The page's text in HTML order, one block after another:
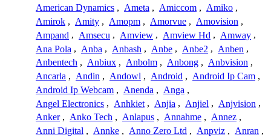
American Dynamics , Ameta , Amiccom , Amiko ,
Amirok , Amity , Amopm , Amorvue , Amovision ,
Ampand , Amsecu , Amview , Amview Hd , Amway ,
Ana Pola , Anba , Anbash , Anbe , Anbe2 , Anben ,
Anbentech , Anbiux , Anbolm , Anbong , Anbvision ,
Ancarla , Andin , Andowl , Android , Android Ip Cam ,
Android Ip Webcam , Anenda , Anga ,
Angel Electronics , Anhkiet , Anjia , Anjiel , Anjvision ,
Anker , Anko Tech , Anlapus , Annahme , Annez ,
Anni Digital , Annke , Anno Zero Ltd , Anpviz , Anran ,